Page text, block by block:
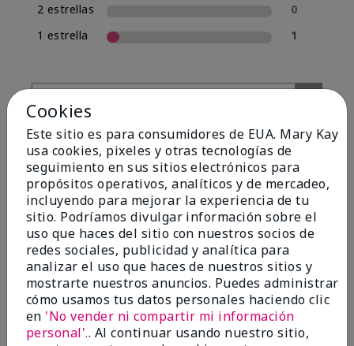
2 estrellas
0
1 estrella
1
Evaluado por 13 clientes
5
Yeh! I really works
EnviadoHace 4 meses
porChar
Cookies
Este sitio es para consumidores de EUA. Mary Kay
usa cookies, pixeles y otras tecnologías de
seguimiento en sus sitios electrónicos para
propósitos operativos, analíticos y de mercadeo,
incluyendo para mejorar la experiencia de tu
sitio. Podríamos divulgar información sobre el
uso que haces del sitio con nuestros socios de
redes sociales, publicidad y analítica para
analizar el uso que haces de nuestros sitios y
mostrarte nuestros anuncios. Puedes administrar
cómo usamos tus datos personales haciendo clic
en 'No vender ni compartir mi información
personal'.. Al continuar usando nuestro sitio,